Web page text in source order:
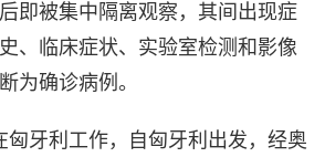
即被集中隔离观察，其间出现症
、临床症状、实验室检测和影像
为确诊病例。
匈牙利工作，自匈牙利出发，经奥